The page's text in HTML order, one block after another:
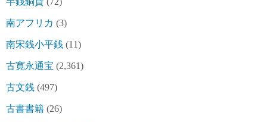
南アフリカ (3)
南宋銭小平銭 (11)
古寛永通宝 (2,361)
古文銭 (497)
古書書籍 (26)